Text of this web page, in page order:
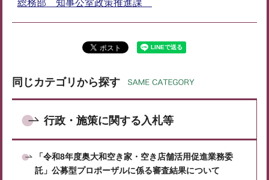
総務部 知事公室政策推進課
同じカテゴリから探す
行政・施策に関する入札等
「令和8年度奥大和空き家・空き店舗活用促進業務委
託」公募型プロポーザルに係る審査結果について